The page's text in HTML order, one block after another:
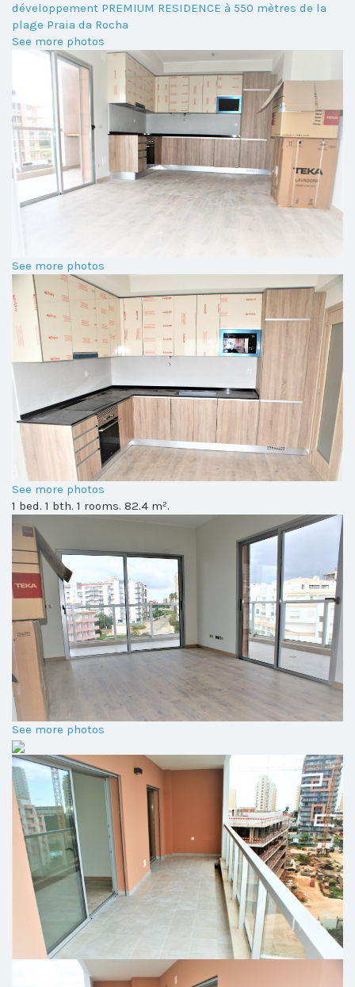
développement PREMIUM RESIDENCE à 550 mètres de la
plage Praia da Rocha
See more photos
See more photos
See more photos
1 bed. 1 bth. 1 rooms. 82.4 m².
See more photos